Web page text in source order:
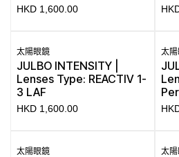
HKD 1,600.00
太陽眼鏡
JULBO INTENSITY |
Lenses Type: REACTIV 1-
3 LAF
HKD 1,600.00
太
太陽眼鏡 太